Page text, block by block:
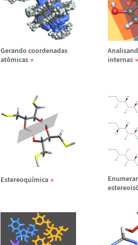
Gerando coordenadas
atômicas
internas
Estereoquímica
estereois